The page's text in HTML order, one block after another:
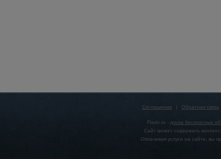
Соглашение | Обратная связь
Flado.ru - доска бесплатных
Сайт может содержать
Оплачивая услуги на сайте, вы